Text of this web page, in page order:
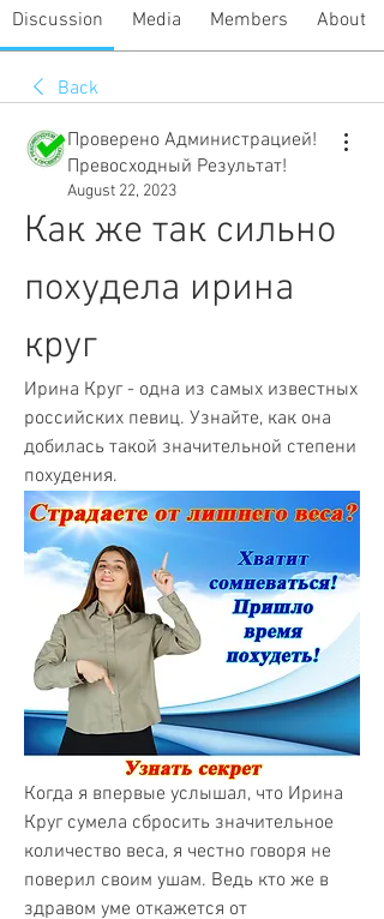
Discussion Media Members About
Back
Проверено Администрацией!
Превосходный Результат!
August 22, 2023
Как же так сильно
похудела ирина
круг
Ирина Круг - одна из самых известных
российских певиц. Узнайте, как она
добилась такой значительной степени
похудения.
Когда я впервые услышал, что Ирина
Круг сумела сбросить значительное
количество веса, я честно говоря не
поверил своим ушам. Ведь кто же в
здравом уме откажется от